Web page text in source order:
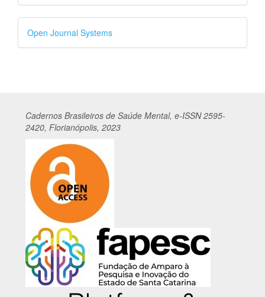
Desenvolvido
por
Open Journal Systems
Cadernos Brasileiros de Saúde Mental, e-ISSN 2595-
2420, Florianópolis, 2023